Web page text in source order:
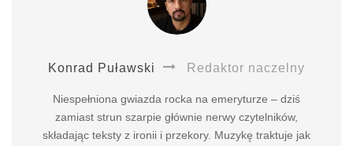
Konrad Puławski Redaktor naczelny
Niespełniona gwiazda rocka na emeryturze – dziś
zamiast strun szarpie głównie nerwy czytelników,
składając teksty z ironii i przekory. Muzykę traktuje jak